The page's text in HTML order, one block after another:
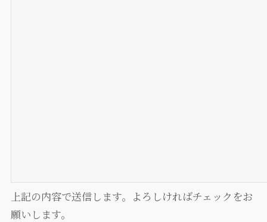
上記の内容で送信します。よろしければチェックをお
願いします。